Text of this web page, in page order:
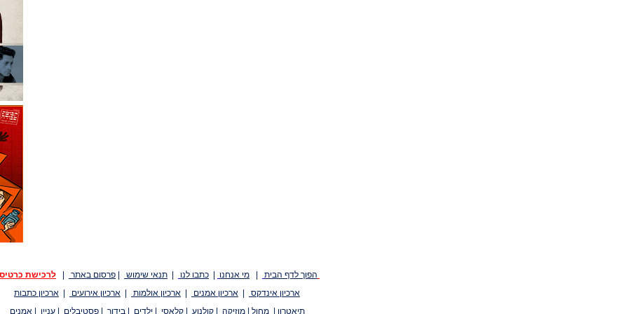
הפוך לדף הבית מי אנחנו כתבו לנו תנאי שימוש פרסום באתר
לרכישת
ארכיון אינדקס
ארכיון אמנים ארכיון אולמות ארכיון אירועים
ארכיון כתבות
תיאטרון
|מחול |מוזיקה |קולנוע |קלאסי ילדים |בידור |פסטיבלים |עניין |אמנים